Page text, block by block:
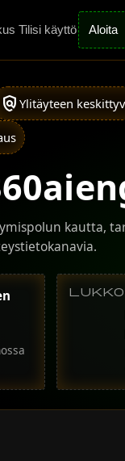
Tilisi käyttö Aloita
policy Ylitäyteen
kautta,
Lukko